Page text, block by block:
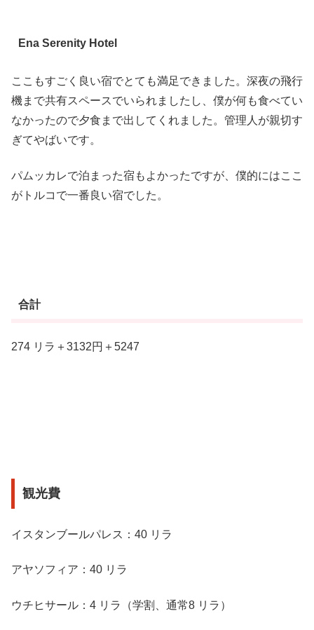
Ena Serenity Hotel
ここもすごく良い宿でとても満足できました。深夜の飛行
機まで共有スペースでいられましたし、僕が何も食べてい
なかったので夕食まで出してくれました。管理人が親切す
ぎてやばいです。
パムッカレで泊まった宿もよかったですが、僕的にはここ
がトルコで一番良い宿でした。
合計
274 リラ＋3132円＋5247
観光費
イスタンブールパレス：40 リラ
アヤソフィア：40 リラ
ウチヒサール：4 リラ（学割、通常8 リラ）